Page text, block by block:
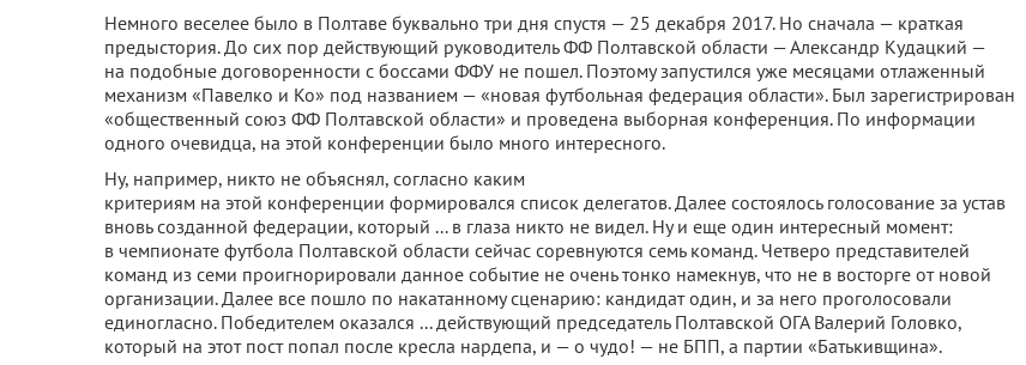
Немного веселее было в Полтаве буквально три дня спустя — 25 декабря 2017. Но сначала — краткая
предыстория. До сих пор действующий руководитель ФФ Полтавской области — Александр Кудацкий —
на подобные договоренности с боссами ФФУ не пошел. Поэтому запустился уже месяцами отлаженный
механизм «Павелко и Ко» под названием — «новая футбольная федерация области». Был зарегистрирован
«общественный союз ФФ Полтавской области» и проведена выборная конференция. По информации
одного очевидца, на этой конференции было много интересного.
Ну, например, никто не объяснял, согласно каким
критериям на этой конференции формировался список делегатов. Далее состоялось голосование за устав
вновь созданной федерации, который ... в глаза никто не видел. Ну и еще один интересный момент:
в чемпионате футбола Полтавской области сейчас соревнуются семь команд. Четверо представителей
команд из семи проигнорировали данное событие не очень тонко намекнув, что не в восторге от новой
организации. Далее все пошло по накатанному сценарию: кандидат один, и за него проголосовали
единогласно. Победителем оказался ... действующий председатель Полтавской ОГА Валерий Головко,
который на этот пост попал после кресла нардепа, и — о чудо! — не БПП, а партии «Батькивщина».